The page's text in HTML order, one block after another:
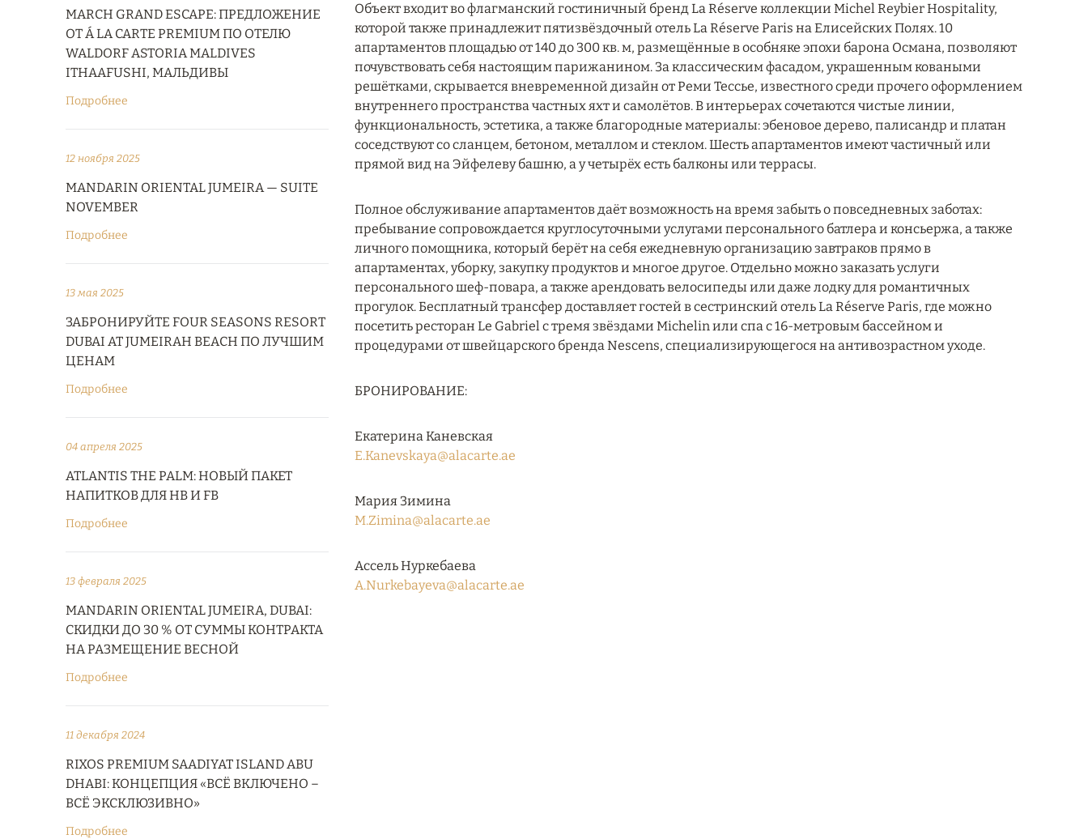
MARCH GRAND ESCAPE: ПРЕДЛОЖЕНИЕ
ОТ Á LA CARTE PREMIUM ПО ОТЕЛЮ
WALDORF ASTORIA MALDIVES
ITHAAFUSHI, МАЛЬДИВЫ
Подробнее
12 ноября 2025
MANDARIN ORIENTAL JUMEIRA — SUITE
NOVEMBER
Подробнее
13 мая 2025
ЗАБРОНИРУЙТЕ FOUR SEASONS RESORT
DUBAI AT JUMEIRAH BEACH ПО ЛУЧШИМ
ЦЕНАМ
Подробнее
04 апреля 2025
ATLANTIS THE PALM: НОВЫЙ ПАКЕТ
НАПИТКОВ ДЛЯ HB И FB
Подробнее
13 февраля 2025
MANDARIN ORIENTAL JUMEIRA, DUBAI:
СКИДКИ ДО 30 % ОТ СУММЫ КОНТРАКТА
НА РАЗМЕЩЕНИЕ ВЕСНОЙ
Подробнее
11 декабря 2024
RIXOS PREMIUM SAADIYAT ISLAND ABU
DHABI: КОНЦЕПЦИЯ «ВСЁ ВКЛЮЧЕНО –
ВСЁ ЭКСКЛЮЗИВНО»
Подробнее
Объект входит во флагманский гостиничный бренд La Réserve коллекции Michel Reybier Hospitality,
которой также принадлежит пятизвёздочный отель La Réserve Paris на Елисейских Полях. 10
апартаментов площадью от 140 до 300 кв. м, размещённые в особняке эпохи барона Османа, позволяют
почувствовать себя настоящим парижанином. За классическим фасадом, украшенным коваными
решётками, скрывается вневременной дизайн от Реми Тессье, известного среди прочего оформлением
внутреннего пространства частных яхт и самолётов. В интерьерах сочетаются чистые линии,
функциональность, эстетика, а также благородные материалы: эбеновое дерево, палисандр и платан
соседствуют со сланцем, бетоном, металлом и стеклом. Шесть апартаментов имеют частичный или
прямой вид на Эйфелеву башню, а у четырёх есть балконы или террасы.
Полное обслуживание апартаментов даёт возможность на время забыть о повседневных заботах:
пребывание сопровождается круглосуточными услугами персонального батлера и консьержа, а также
личного помощника, который берёт на себя ежедневную организацию завтраков прямо в
апартаментах, уборку, закупку продуктов и многое другое. Отдельно можно заказать услуги
персонального шеф-повара, а также арендовать велосипеды или даже лодку для романтичных
прогулок. Бесплатный трансфер доставляет гостей в сестринский отель La Réserve Paris, где можно
посетить ресторан Le Gabriel с тремя звёздами Michelin или спа с 16-метровым бассейном и
процедурами от швейцарского бренда Nescens, специализирующегося на антивозрастном уходе.
БРОНИРОВАНИЕ:
Екатерина Каневская
E.Kanevskaya@alacarte.ae
Мария Зимина
M.Zimina@alacarte.ae
Ассель Нуркебаева
A.Nurkebayeva@alacarte.ae